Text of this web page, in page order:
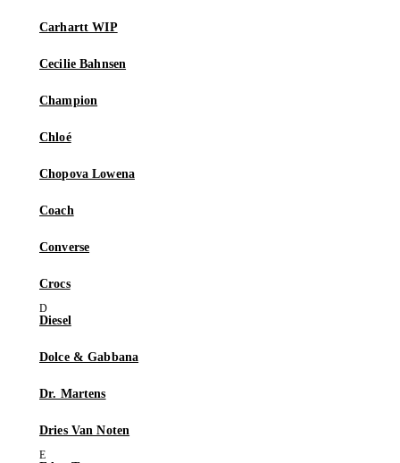
Carhartt WIP
Cecilie Bahnsen
Champion
Chloé
Chopova Lowena
Coach
Converse
Crocs
Diesel
Dolce & Gabbana
Dr. Martens
Dries Van Noten